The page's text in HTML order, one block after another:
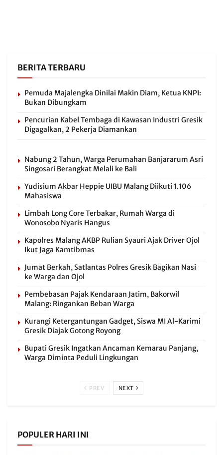
BERITA TERBARU
Pemuda Majalengka Dinilai Makin Diam, Ketua KNPI:
Bukan Dibungkam
Pencurian Kabel Tembaga di Kawasan Industri Gresik
Digagalkan, 2 Pekerja Diamankan
Nabung 2 Tahun, Warga Perumahan Banjararum Asri
Singosari Berangkat Melali ke Bali
Yudisium Akbar Heppie UIBU Malang Diikuti 1.106
Mahasiswa
Limbah Long Core Terbakar, Rumah Warga di
Wonosobo Nyaris Hangus
Kapolres Malang AKBP Rulian Syauri Ajak Driver Ojol
Ikut Jaga Kamtibmas
Jumat Berkah, Satlantas Polres Gresik Bagikan Nasi
ke Warga dan Ojol
Pembebasan Pajak Kendaraan Jatim, Bakorwil
Malang: Ringankan Beban Warga
Kurangi Ketergantungan Gadget, Siswa MI Al-Karimi
Gresik Diajak Gotong Royong
Bupati Gresik Ingatkan Ancaman Kemarau Panjang,
Warga Diminta Peduli Lingkungan
PREV NEXT
POPULER HARI INI